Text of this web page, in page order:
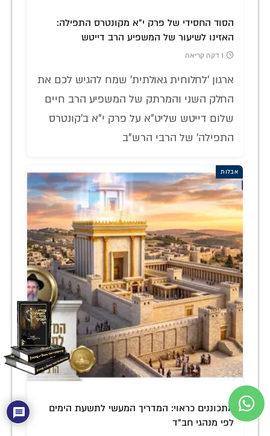
הסוד החסידי של פרק י"א מקונטרס התפילה:
האזינו לשיעור של המשפיע הרב דייטש
1 דקה קריאה
ארגון 'לחלוחית גאולתית' שמח להגיש לכם את
החלק השני והמרתק של המשפיע הרב חיים
שלום דייטש שליט"א על פרק י"א ב'קונטרס
התפילה' של הרבי הרש"ב
אבלות
מתכוננים כראוי: המדריך המעשי לתשעת הימים
לפי מנהגי חב"ד